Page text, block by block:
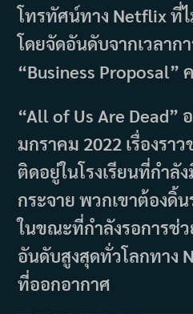
โทรทัศน์ทาง Netflix ที่
โดยจัดอันดับจากเวลาก
“Business Proposal”
“All of Us Are Dead”
มกราคม 2022 เรื่องรา
ติดอยู่ในโรงเรียนที่กำลั
กระจาย พวกเขาต้องดิ้
ในขณะที่กำลังรอการช่ว
อันดับสูงสุดทั่วโลกทาง
ที่ออกอากาศ